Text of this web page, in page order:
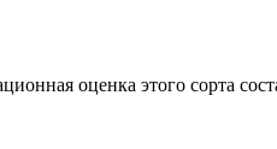
оценка этого сорта